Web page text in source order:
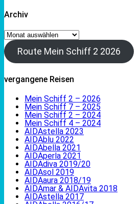
Archiv
Archiv
Route Mein Schiff 2 2026
vergangene Reisen
Mein Schiff 2 – 2026
Mein Schiff 7 – 2025
Mein Schiff 2 – 2024
Mein Schiff 4 – 2024
AIDAstella 2023
AIDAblu 2022
AIDAbella 2021
AIDAperla 2021
AIDAdiva 2019/20
AIDAsol 2019
AIDAaura 2018/19
AIDAmar & AIDAvita 2018
AIDAstella 2017